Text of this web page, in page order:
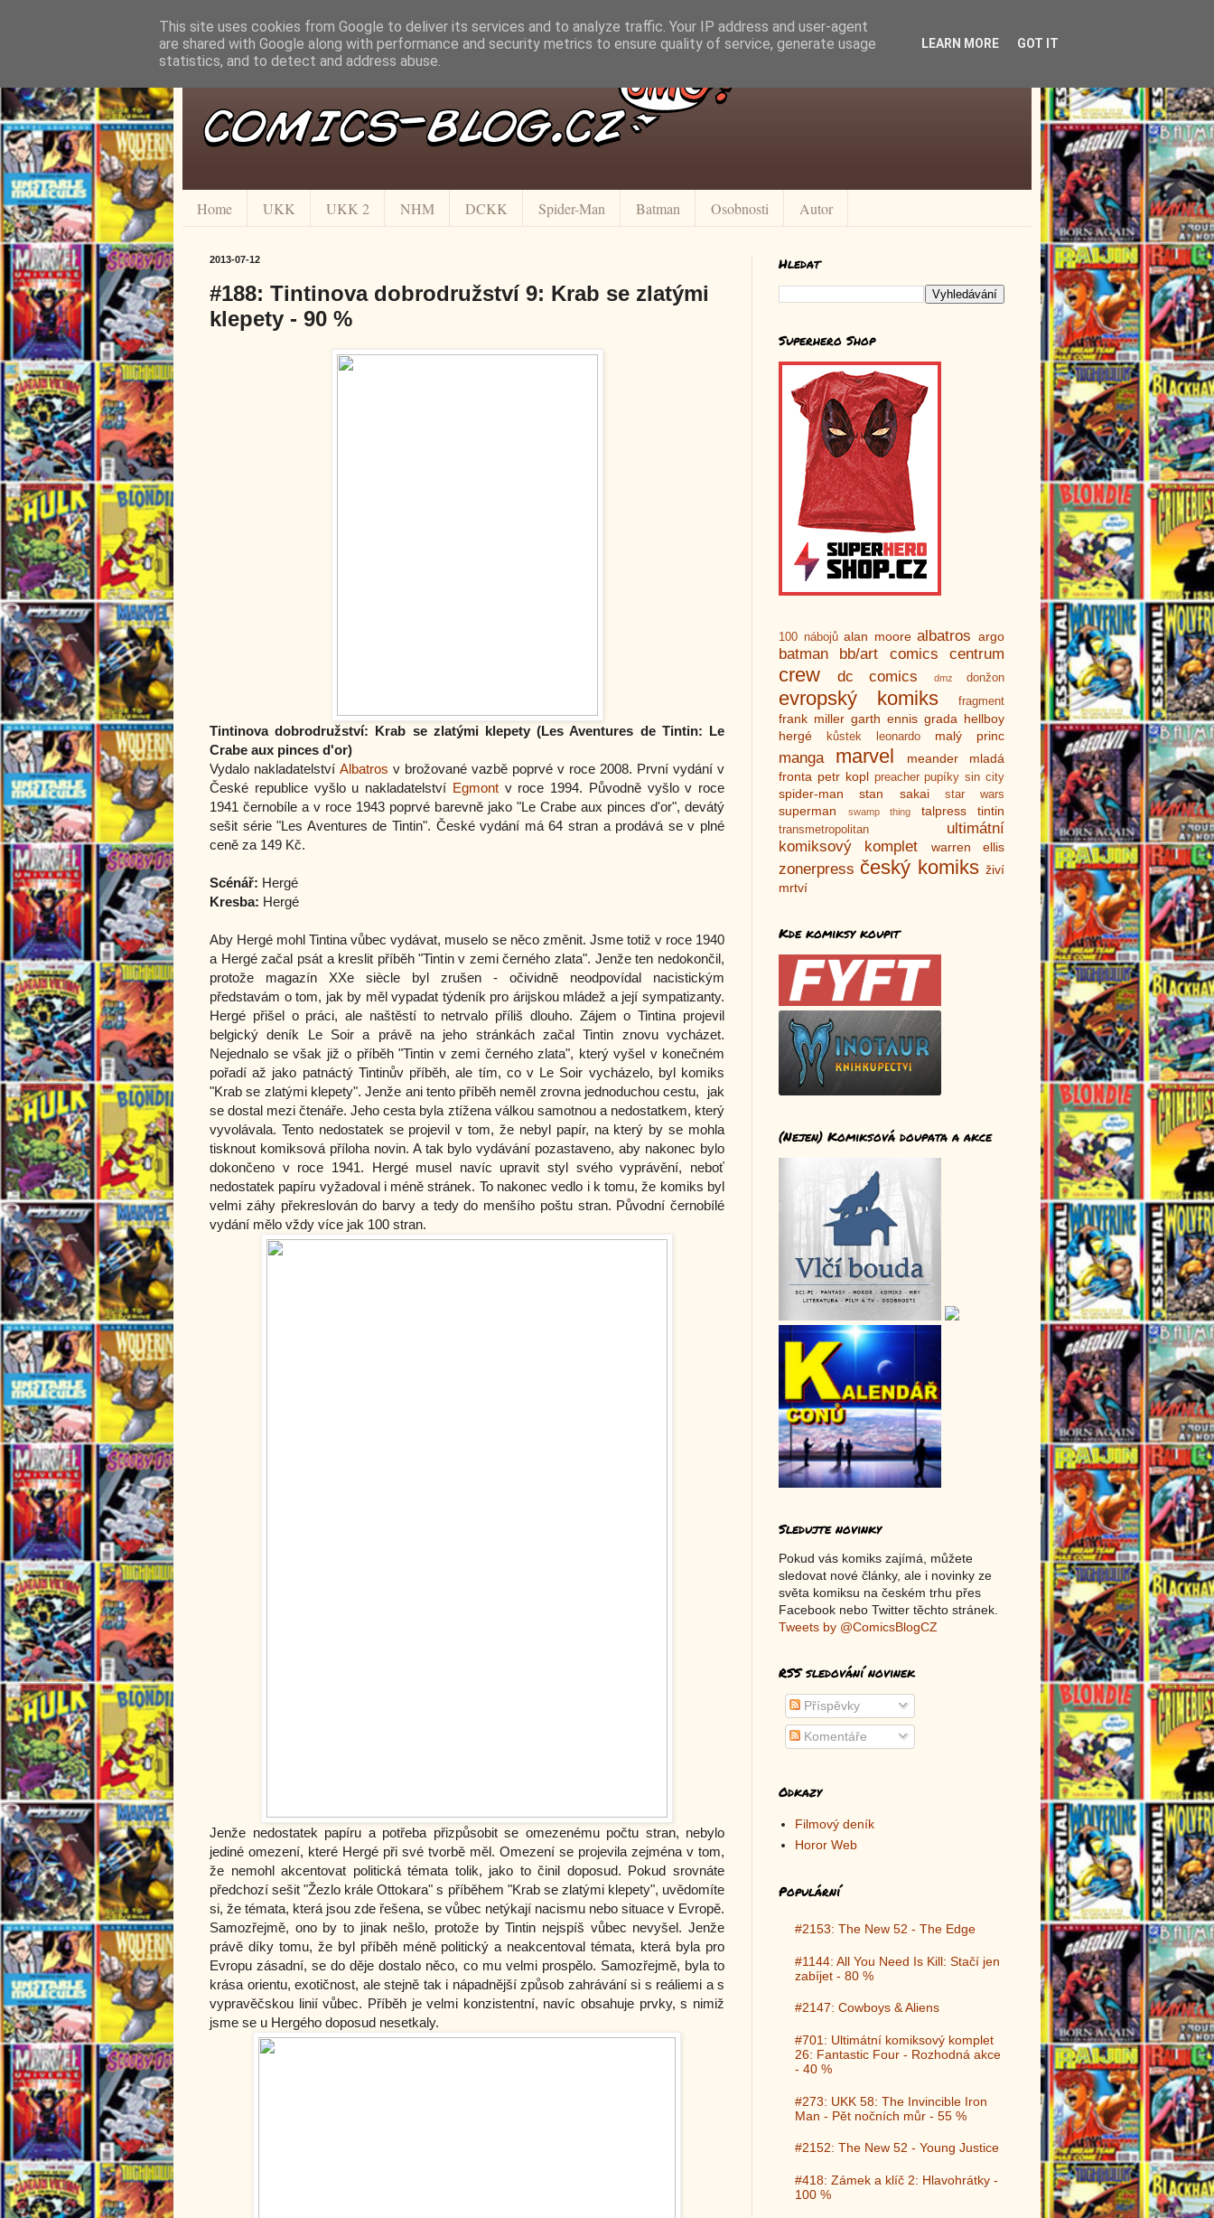
Home UKK UKK 2 NHM DCKK Spider-Man Batman Osobnosti Autor
2013-07-12
#188: Tintinova dobrodružství 9: Krab se zlatými
klepety - 90 %
Tintinova dobrodružství: Krab se zlatými klepety (Les Aventures de Tintin: Le
Crabe aux pinces d'or)
Vydalo nakladatelství Albatros v brožované vazbě poprvé v roce 2008. První vydání v
České republice vyšlo u nakladatelství Egmontv roce 1994. Původně vyšlo v roce
1941 černobíle a v roce 1943 poprvé barevně jako "Le Crabe aux pinces d'or", devátý
sešit série "Les Aventures de Tintin". České vydání má 64 stran a prodává se v plné
ceně za 149 Kč.
Scénář: Hergé
Kresba: Hergé
Aby Hergé mohl Tintina vůbec vydávat, muselo se něco změnit. Jsme totiž v roce 1940
a Hergé začal psát a kreslit příběh "Tintin v zemi černého zlata". Jenže ten nedokončil,
protože magazín XXe siècle byl zrušen - očividně neodpovídal nacistickým
představám o tom, jak by měl vypadat týdeník pro árijskou mládež a její sympatizanty.
Hergé přišel o práci, ale naštěstí to netrvalo příliš dlouho. Zájem o Tintina projevil
belgický deník Le Soir a právě na jeho stránkách začal Tintin znovu vycházet.
Nejednalo se však již o příběh "Tintin v zemi černého zlata", který vyšel v konečném
pořadí až jako patnáctý Tintinův příběh, ale tím, co v Le Soir vycházelo, byl komiks
"Krab se zlatými klepety". Jenže ani tento příběh neměl zrovna jednoduchou cestu, jak
se dostal mezi čtenáře. Jeho cesta byla ztížena válkou samotnou a nedostatkem, který
vyvolávala. Tento nedostatek se projevil v tom, že nebyl papír, na který by se mohla
tisknout komiksová příloha novin. A tak bylo vydávání pozastaveno, aby nakonec bylo
dokončeno v roce 1941. Hergé musel navíc upravit styl svého vyprávění, neboť
nedostatek papíru vyžadoval i méně stránek. To nakonec vedlo i k tomu, že komiks byl
velmi záhy překreslován do barvy a tedy do menšího poštu stran. Původní černobílé
vydání mělo vždy více jak 100 stran.
Jenže nedostatek papíru a potřeba přizpůsobit se omezenému počtu stran, nebylo
jediné omezení, které Hergé při své tvorbě měl. Omezení se projevila zejména v tom,
že nemohl akcentovat politická témata tolik, jako to činil doposud. Pokud srovnáte
předchozí sešit "Žezlo krále Ottokara" s příběhem "Krab se zlatými klepety", uvědomíte
si, že témata, která jsou zde řešena, se vůbec netýkají nacismu nebo situace v Evropě.
Samozřejmě, ono by to jinak nešlo, protože by Tintin nejspíš vůbec nevyšel. Jenže
právě díky tomu, že byl příběh méně politický a neakcentoval témata, která byla pro
Evropu zásadní, se do děje dostalo něco, co mu velmi prospělo. Samozřejmě, byla to
krása orientu, exotičnost, ale stejně tak i nápadnější způsob zahrávání si s reáliemi a s
vypravěčskou linií vůbec. Příběh je velmi konzistentní, navíc obsahuje prvky, s nimiž
jsme se u Hergého doposud nesetkaly.
Hledat
Superhero Shop
100 nábojů alan moore albatros argo
batman bb/art comics centrum
crew dc comics dmz donžon
evropský komiks fragment
frank miller garth ennis grada hellboy
hergé
kůstek leonardo malý princ
manga marvel meander
mladá
fronta petr kopl preacher pupíky sin city
spider-man stan sakai star wars
superman swamp thing talpress tintin
transmetropolitan
ultimátní
komiksový komplet
warren ellis
zonerpress český komiks živí
mrtví
Kde komiksy koupit
(Nejen) Komiksová doupata a akce
Sledujte novinky
Pokud vás komiks zajímá, můžete
sledovat nové články, ale i novinky ze
světa komiksu na českém trhu přes
Facebook nebo Twitter těchto stránek.
Tweets by @ComicsBlogCZ
RSS sledování novinek
Příspěvky
Komentáře
Odkazy
Filmový deník
Horor Web
Populární
#2153: The New 52 - The Edge
#1144: All You Need Is Kill: Stačí jen
zabíjet - 80 %
#2147: Cowboys & Aliens
#701: Ultimátní komiksový komplet
26: Fantastic Four - Rozhodná akce
- 40 %
#273: UKK 58: The Invincible Iron
Man - Pět nočních můr - 55 %
#2152: The New 52 - Young Justice
#418: Zámek a klíč 2: Hlavohrátky -
100 %
This site uses cookies from Google to deliver its services and to analyze traffic. Your IP address and user-agent
are shared with Google along with performance and security metrics to ensure quality of service, generate usage
statistics, and to detect and address abuse.
LEARN MORE GOT IT